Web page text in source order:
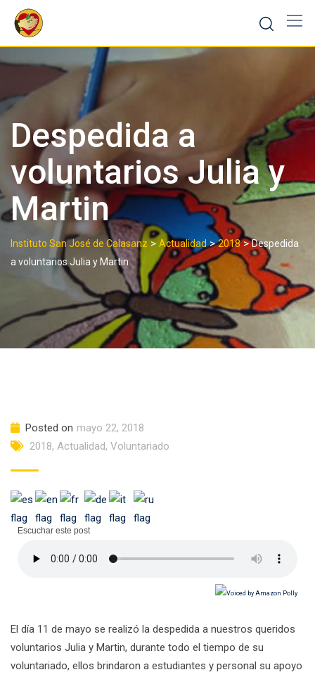
content
Despedida a
voluntarios Julia y
Martin
Instituto San José de Calasanz> Actualidad>2018>Despedida
a voluntarios Julia y Martin
Posted on mayo 22, 2018
2018, Actualidad, Voluntariado
Escuchar este post
El día 11 de mayo se realizó la despedida a nuestros queridos
voluntarios Julia y Martin, durante todo el tiempo de su
voluntariado, ellos brindaron a estudiantes y personal su apoyo